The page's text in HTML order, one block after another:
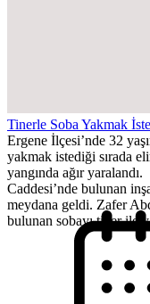
Tinerle Soba Yakmak
Ergene İlçesi’nde 32
yakmak istediği sırada
yangında ağır
Caddesi’nde bulunan
meydana geldi. Zafer
bulunan sobayı tiner ile